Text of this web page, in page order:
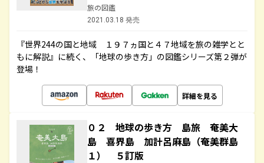
旅の図鑑
2021.03.18 発売
『世界244の国と地域 １９７ヵ国と４７地域を旅の雑学とと
もに解説』に続く、「地球の歩き方」の図鑑シリーズ第２弾が
登場！
詳細を見る
０２ 地球の歩き方 島旅 奄美大
島 喜界島 加計呂麻島（奄美群島
１） ５訂版